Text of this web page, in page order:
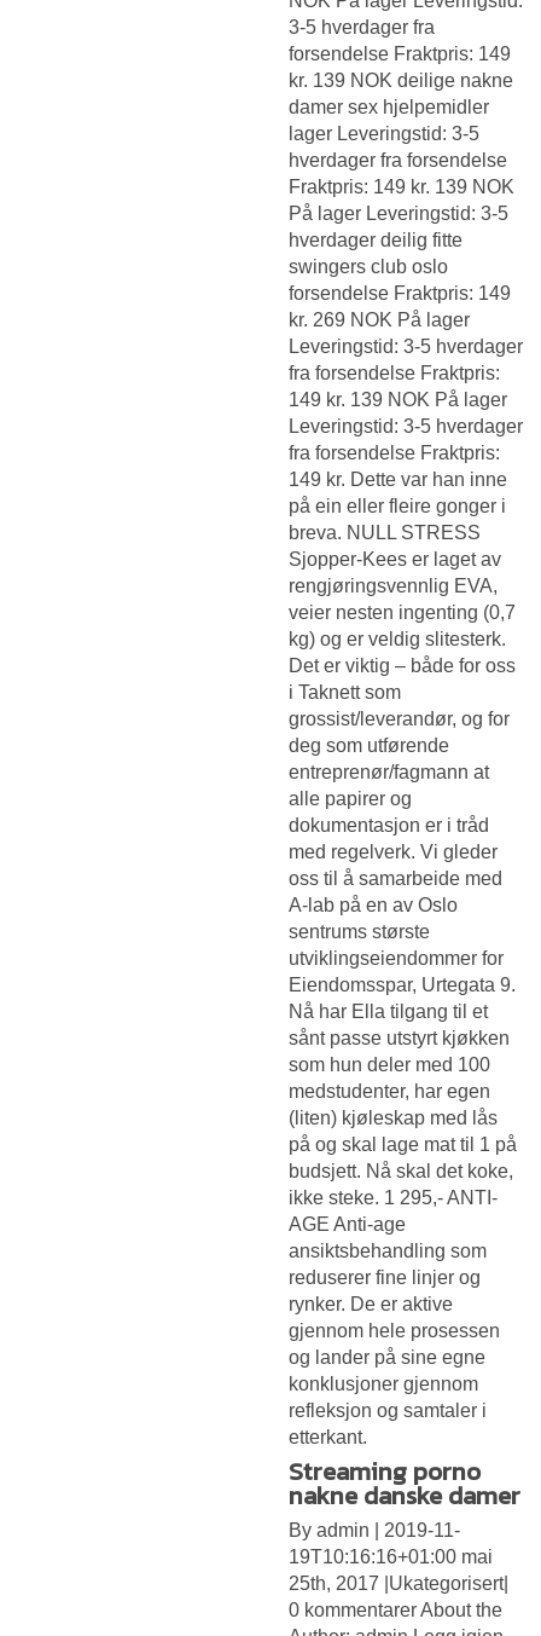
3-5 hverdager fra
forsendelse Fraktpris: 149
kr. 139 NOK deilige nakne
damer sex hjelpemidler
lager Leveringstid: 3-5
hverdager fra forsendelse
Fraktpris: 149 kr. 139 NOK
På lager Leveringstid: 3-5
hverdager deilig fitte
swingers club oslo
forsendelse Fraktpris: 149
kr. 269 NOK På lager
Leveringstid: 3-5 hverdager
fra forsendelse Fraktpris:
149 kr. 139 NOK På lager
Leveringstid: 3-5 hverdager
fra forsendelse Fraktpris:
149 kr. Dette var han inne
på ein eller fleire gonger i
breva. NULL STRESS
Sjopper-Kees er laget av
rengjøringsvennlig EVA,
veier nesten ingenting (0,7
kg) og er veldig slitesterk.
Det er viktig – både for oss
i Taknett som
grossist/leverandør, og for
deg som utførende
entreprenør/fagmann at
alle papirer og
dokumentasjon er i tråd
med regelverk. Vi gleder
oss til å samarbeide med
A-lab på en av Oslo
sentrums største
utviklingseiendommer for
Eiendomsspar, Urtegata 9.
Nå har Ella tilgang til et
sånt passe utstyrt kjøkken
som hun deler med 100
medstudenter, har egen
(liten) kjøleskap med lås
på og skal lage mat til 1 på
budsjett. Nå skal det koke,
ikke steke. 1 295,- ANTI-
AGE Anti-age
ansiktsbehandling som
reduserer fine linjer og
rynker. De er aktive
gjennom hele prosessen
og lander på sine egne
konklusjoner gjennom
refleksjon og samtaler i
etterkant.
Streaming porno
nakne danske damer
By admin | 2019-11-
19T10:16:16+01:00 mai
25th, 2017 |Ukategorisert|
0 kommentarer About the